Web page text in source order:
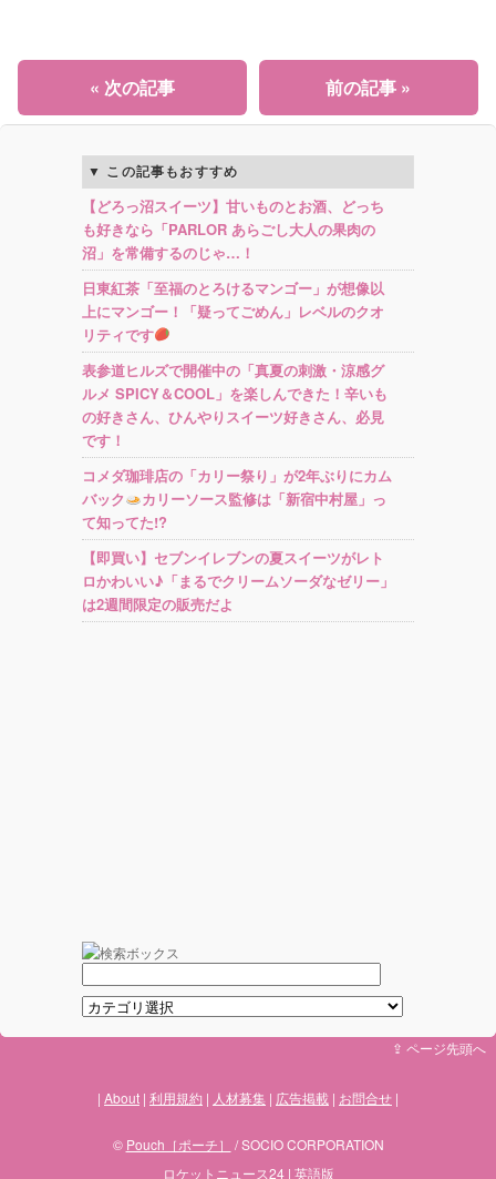
前の記事 »
« 次の記事
この記事もおすすめ
【どろっ沼スイーツ】甘いものとお酒、どっち
も好きなら「PARLOR あらごし大人の果肉の
沼」を常備するのじゃ…！
日東紅茶「至福のとろけるマンゴー」が想像以
上にマンゴー！「疑ってごめん」レベルのクオ
リティです
表参道ヒルズで開催中の「真夏の刺激・涼感グ
ルメ SPICY＆COOL」を楽しんできた！辛いも
の好きさん、ひんやりスイーツ好きさん、必見
です！
コメダ珈琲店の「カリー祭り」が2年ぶりにカム
バック
カリーソース監修は「新宿中村屋」っ
て知ってた!?
【即買い】セブンイレブンの夏スイーツがレト
ロかわいい♪「まるでクリームソーダなゼリー」
は2週間限定の販売だよ
⇪ ページ先頭へ
About 利用規約 人材募集 広告掲載 お問合せ
© Pouch［ポーチ］
/ SOCIO CORPORATION
ロケットニュース24| 英語版